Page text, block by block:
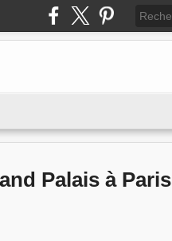
Palais à Paris